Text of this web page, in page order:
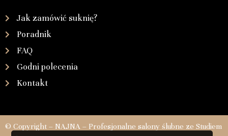
Jak zamówić suknię?
Poradnik
FAQ
Godni polecenia
Kontakt
© Copyright – NAJNA – Profesjonalne salony ślubne ze Studiem